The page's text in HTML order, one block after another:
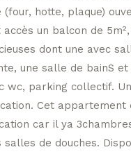
(four, hotte, plaque)
un balcon de 5m²,
dont une avec
une salle de bainS
wc, parking collectif.
Cet appartement
car il ya
salles de douches.